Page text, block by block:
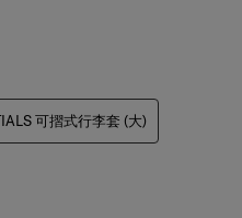
可摺式行李套 (大)